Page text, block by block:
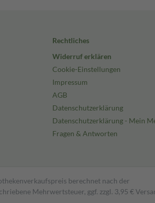
Rechtliches
Widerruf erklären
Cookie-Einstellungen
Impressum
AGB
Datenschutzerklärung
Datenschutzerklärung - Mein
Fragen & Antworten
berechnet nach der
Mehrwertsteuer, ggf. zzgl. 3,95 €